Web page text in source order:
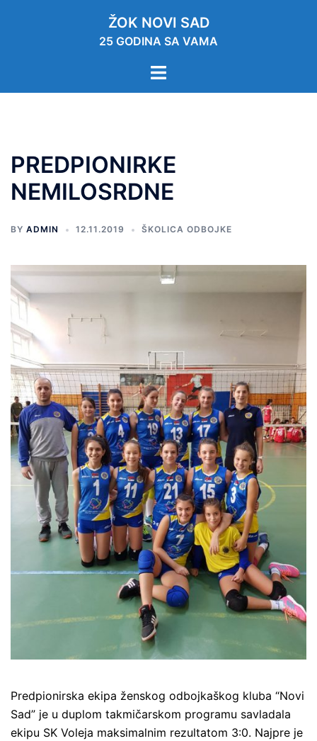
ŽOK NOVI SAD
25 GODINA SA VAMA
PREDPIONIRKE
NEMILOSRDNE
BY ADMIN 12.11.2019 ŠKOLICA ODBOJKE
Predpionirska ekipa ženskog odbojkaškog kluba “Novi
Sad” je u duplom takmičarskom programu savladala
ekipu SK Voleja maksimalnim rezultatom 3:0. Najpre je